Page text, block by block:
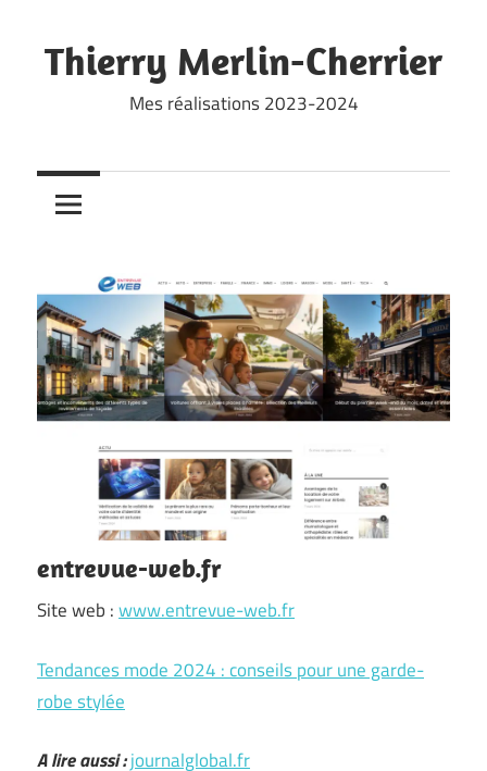
to
content
Thierry Merlin-Cherrier
Mes réalisations 2023-2024
entrevue-web.fr
Site web :www.entrevue-web.fr
Tendances mode 2024 : conseils pour une garde-
robe stylée
A lire aussi :journalglobal.fr